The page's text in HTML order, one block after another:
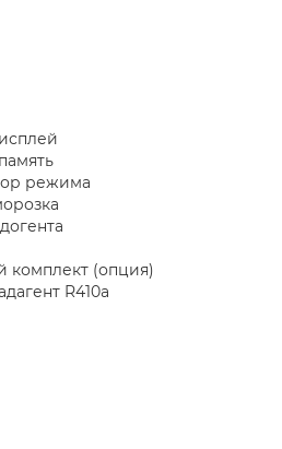
режима
комплект (опция)
R410a